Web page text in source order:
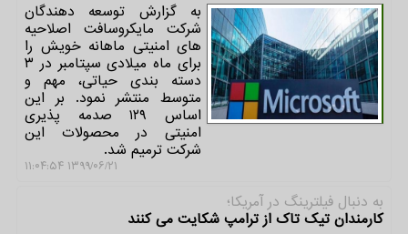
به گزارش توسعه دهندگان
شركت مایكروسافت اصلاحیه
های امنیتی ماهانه خویش را
برای ماه میلادی سپتامبر در ۳
دسته بندی حیاتی، مهم و
متوسط منتشر نمود. بر این
اساس ۱۲۹ صدمه پذیری
امنیتی در محصولات این
شركت ترمیم شد.
۱۳۹۹/۰۶/۲۱ ۱۱:۰۴:۵۴
به دنبال فیلترینگ در آمریكا؛
كارمندان تیك تاك از ترامپ شكایت می كنند